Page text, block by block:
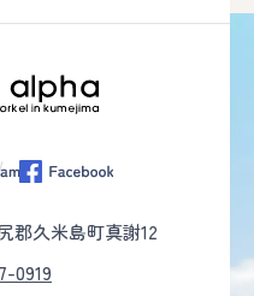
郡久米島町真謝12
0919